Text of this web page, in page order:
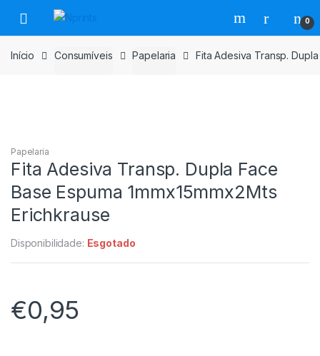
para
navegação
para
o
conteúdo
0
Início Consumíveis Papelaria Fita Adesiva Transp.
Papelaria
Fita Adesiva Transp. Dupla Face
Base Espuma 1mmx15mmx2Mts
Erichkrause
Disponibilidade: Esgotado
€0,95